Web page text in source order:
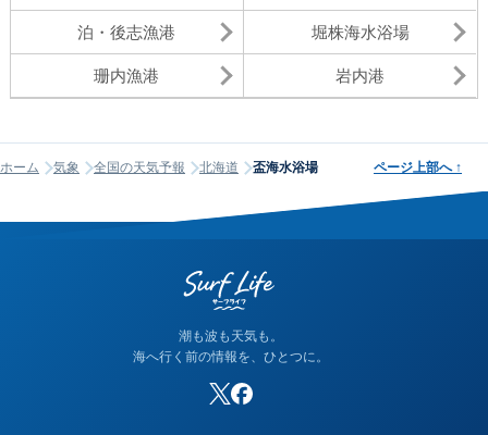
泊・後志漁港 堀株海水浴場
珊内漁港 岩内港
ホーム 気象 全国の天気予報 北海道 盃海水浴場 ページ上部へ ↑
潮も波も天気も。
海へ行く前の情報を、ひとつに。